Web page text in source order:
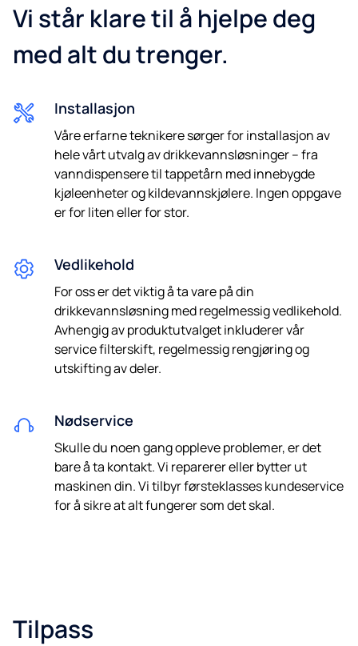
Vi står klare til å hjelpe deg
med alt du trenger.
Installasjon
Våre erfarne teknikere sørger for installasjon av
hele vårt utvalg av drikkevannsløsninger – fra
vanndispensere til tappetårn med innebygde
kjøleenheter og kildevannskjølere. Ingen oppgave
er for liten eller for stor.
Vedlikehold
For oss er det viktig å ta vare på din
drikkevannsløsning med regelmessig vedlikehold.
Avhengig av produktutvalget inkluderer vår
service filterskift, regelmessig rengjøring og
utskifting av deler.
Nødservice
Skulle du noen gang oppleve problemer, er det
bare å ta kontakt. Vi reparerer eller bytter ut
maskinen din. Vi tilbyr førsteklasses kundeservice
for å sikre at alt fungerer som det skal.
Tilpass